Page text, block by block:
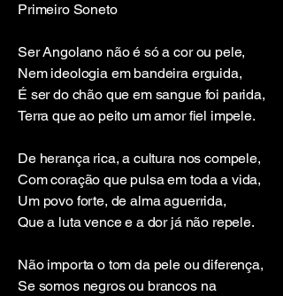
Primeiro Soneto
Ser Angolano não é só a cor ou pele,
Nem ideologia em bandeira erguida,
É ser do chão que em sangue foi parida,
Terra que ao peito um amor fiel impele.
De herança rica, a cultura nos compele,
Com coração que pulsa em toda a vida,
Um povo forte, de alma aguerrida,
Que a luta vence e a dor já não repele.
Não importa o tom da pele ou diferença,
Se somos negros ou brancos na